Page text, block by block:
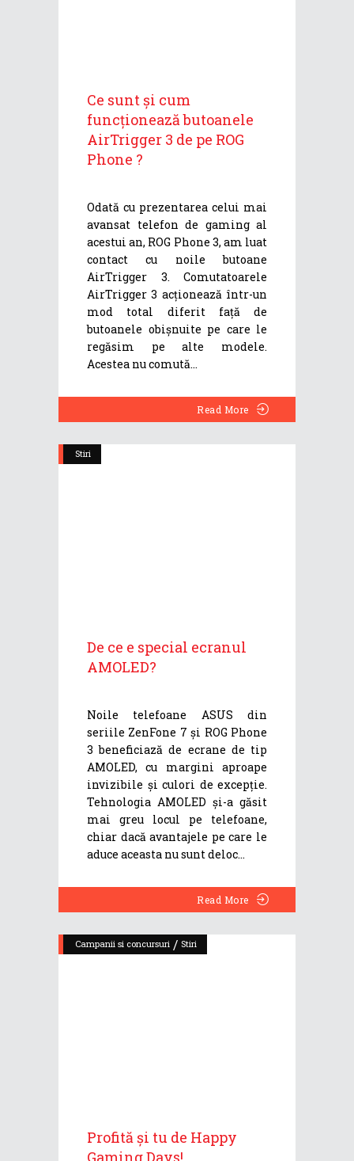
Ce sunt și cum
funcționează butoanele
AirTrigger 3 de pe ROG
Phone ?
Odată cu prezentarea celui mai
avansat telefon de gaming al
acestui an, ROG Phone 3, am luat
contact cu noile butoane
AirTrigger 3. Comutatoarele
AirTrigger 3 acționează într-un
mod total diferit față de
butoanele obișnuite pe care le
regăsim pe alte modele.
Acestea nu comută
Read More
Stiri
De ce e special ecranul
AMOLED?
Noile telefoane ASUS din
seriile ZenFone 7 și ROG Phone
3 beneficiază de ecrane de tip
AMOLED, cu margini aproape
invizibile și culori de excepție.
Tehnologia AMOLED și-a găsit
mai greu locul pe telefoane,
chiar dacă avantajele pe care le
aduce aceasta nu sunt deloc
Read More
Campanii si concursuri / Stiri
Profită și tu de Happy
Gaming Days!